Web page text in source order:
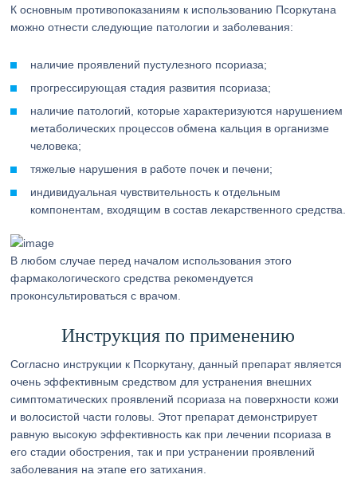
К основным противопоказаниям к использованию Псоркутана
можно отнести следующие патологии и заболевания:
наличие проявлений пустулезного псориаза;
прогрессирующая стадия развития псориаза;
наличие патологий, которые характеризуются нарушением
метаболических процессов обмена кальция в организме
человека;
тяжелые нарушения в работе почек и печени;
индивидуальная чувствительность к отдельным
компонентам, входящим в состав лекарственного средства.
В любом случае перед началом использования этого
фармакологического средства рекомендуется
проконсультироваться с врачом.
Инструкция по применению
Согласно инструкции к Псоркутану, данный препарат является
очень эффективным средством для устранения внешних
симптоматических проявлений псориаза на поверхности кожи
и волосистой части головы. Этот препарат демонстрирует
равную высокую эффективность как при лечении псориаза в
его стадии обострения, так и при устранении проявлений
заболевания на этапе его затихания.